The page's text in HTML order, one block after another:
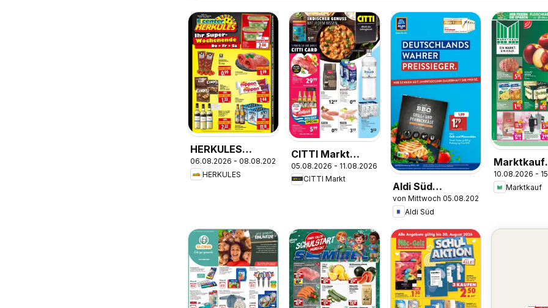
HERKULES
Sonderbeilage
06.08.2026 - 08.08.2026
HERKULES
CITTI Markt
Prospekt
05.08.2026 - 11.08.2026
CITTI Markt
Aldi Süd
Sonderprospekt
von Mittwoch 05.08.2026
Aldi Süd
Marktkauf
Prospekt
10.08.2026 -
Marktkauf